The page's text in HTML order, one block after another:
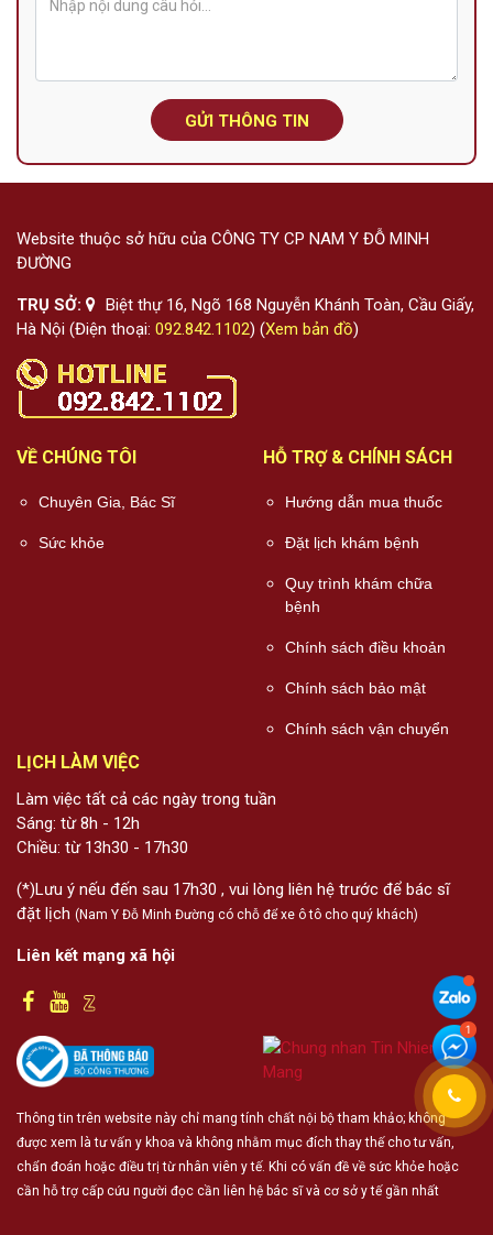
GỬI THÔNG TIN
Website thuộc sở hữu của CÔNG TY CP NAM Y ĐỖ MINH
ĐƯỜNG
TRỤ SỞ:
Biệt thự 16, Ngõ 168 Nguyễn Khánh Toàn, Cầu Giấy,
Hà Nội (Điện thoại: 092.842.1102) (Xem bản đồ)
VỀ CHÚNG TÔI
Chuyên Gia, Bác Sĩ
Sức khỏe
HỖ TRỢ & CHÍNH SÁCH
Hướng dẫn mua thuốc
Đặt lịch khám bệnh
Quy trình khám chữa
bệnh
Chính sách điều khoản
Chính sách bảo mật
Chính sách vận chuyển
LỊCH LÀM VIỆC
Làm việc tất cả các ngày trong tuần
Sáng: từ 8h - 12h
Chiều: từ 13h30 - 17h30
(*)Lưu ý nếu đến sau 17h30 , vui lòng liên hệ trước để bác sĩ
đặt lịch (Nam Y Đỗ Minh Đường có chỗ để xe ô tô cho quý khách)
Liên kết mạng xã hội
Thông tin trên website này chỉ mang tính chất nội bộ tham khảo; không
được xem là tư vấn y khoa và không nhằm mục đích thay thế cho tư vấn,
chẩn đoán hoặc điều trị từ nhân viên y tế. Khi có vấn đề về sức khỏe hoặc
cần hỗ trợ cấp cứu người đọc cần liên hệ bác sĩ và cơ sở y tế gần nhất